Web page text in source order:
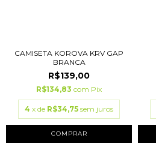
CAMISETA KOROVA KRV GAP
BRANCA
R$139,00
R$134,83 com Pix
4 x de R$34,75 sem juros
COMPRAR